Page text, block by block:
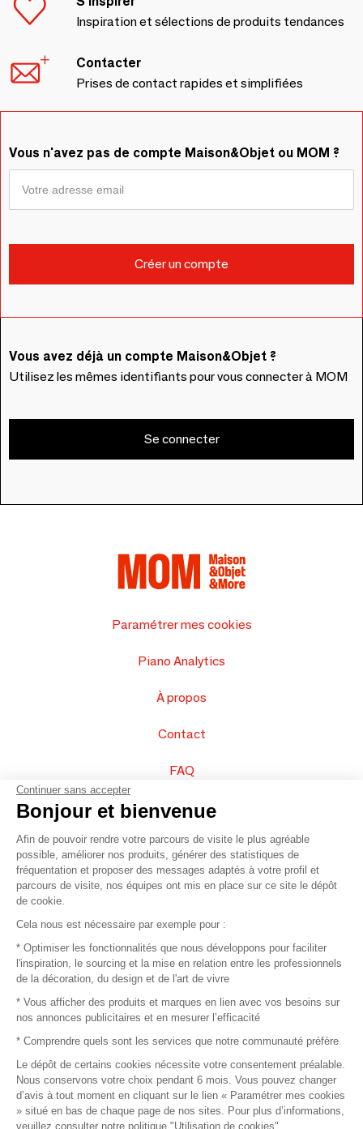
Inspiration et sélections de produits tendances
Contacter
Prises de contact rapides et simplifiées
Vous n'avez pas de compte Maison&Objet ou MOM ?
Vous avez déjà un compte Maison&Objet ?
Utilisez les mêmes identifiants pour vous connecter à MOM
Se connecter
Paramétrer mes cookies
Piano Analytics
À propos
Contact
FAQ
Vendez vos produits
Plan du site
© 2016 –Organisation SAFI
Recrutement
Mentions légales
Conditions commerciales
Continuer sans accepter
Bonjour et bienvenue
Afin de pouvoir rendre votre parcours de visite le plus agréable
possible, améliorer nos produits, générer des statistiques de
fréquentation et proposer des messages adaptés à votre profil et
parcours de visite, nos équipes ont mis en place sur ce site le dépôt
de cookie.
Cela nous est nécessaire par exemple pour :
* Optimiser les fonctionnalités que nous développons pour faciliter
l'inspiration, le sourcing et la mise en relation entre les professionnels
de la décoration, du design et de l'art de vivre
* Vous afficher des produits et marques en lien avec vos besoins sur
nos annonces publicitaires et en mesurer l’efficacité
* Comprendre quels sont les services que notre communauté préfère
Le dépôt de certains cookies nécessite votre consentement préalable.
Nous conservons votre choix pendant 6 mois. Vous pouvez changer
d’avis à tout moment en cliquant sur le lien « Paramétrer mes cookies
» situé en bas de chaque page de nos sites. Pour plus d’informations,
veuillez consulter notre politique "Utilisation de cookies".